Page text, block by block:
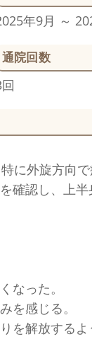
年9月 ～
通院回数
に外旋方向で
確認し、上
なった。
を感じる。
を解放するよ